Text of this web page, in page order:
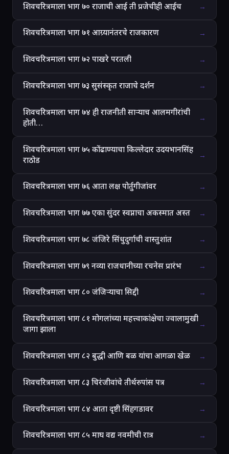
शिवचरित्रमाला भाग ७० राजाची आई ती प्रजेचीही आईच →
शिवचरित्रमाला भाग ७१ आग्र्यानंतरचे राजकारण →
शिवचरित्रमाला भाग ७२ पाखरे परतली →
शिवचरित्रमाला भाग ७३ सुसंस्कृत राजाचे दर्शन →
शिवचरित्रमाला भाग ७४ ही राजनीती साऱ्याच आलमगीरांची
होती…
→
शिवचरित्रमाला भाग ७५ कोंढाण्याचा किल्लेदार उदयभानसिंह
राठोड
→
शिवचरित्रमाला भाग ७६ आता लक्ष पोर्तुगीजांवर →
शिवचरित्रमाला भाग ७७ एका सुंदर स्वप्नाचा अकस्मात अस्त →
शिवचरित्रमाला भाग ७८ जंजिरे सिंधुदुर्गाची वास्तुशांत →
शिवचरित्रमाला भाग ७९ नव्या राजधानीच्या रचनेस प्रारंभ →
शिवचरित्रमाला भाग ८० जंजिऱ्याचा सिद्दी →
शिवचरित्रमाला भाग ८१ मोगलांच्या महत्त्वाकांक्षेचा ज्वालामुखी
जागा झाला
→
शिवचरित्रमाला भाग ८२ बुद्धी आणि बळ यांचा आगळा खेळ →
शिवचरित्रमाला भाग ८३ चिरंजीवांचे तीर्थरुपांस पत्र →
शिवचरित्रमाला भाग ८४ आता दृष्टी सिंहगडावर →
शिवचरित्रमाला भाग ८५ माघ वद्य नवमीची रात्र →